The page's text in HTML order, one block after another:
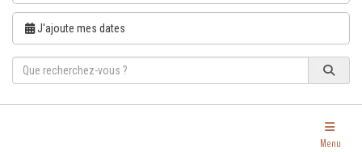
J'ajoute mes dates
Toggle
Menu